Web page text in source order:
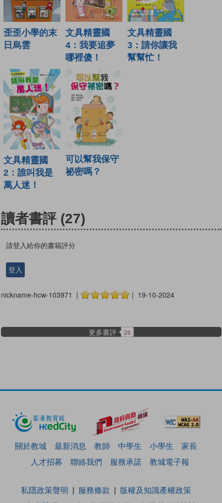
歪歪小學的末
日烏雲
文具精靈國
4：我要追夢
哪裡傻！
文具精靈國
3：請你讓我
幫幫忙！
文具精靈國
2：誰叫我是
萬人迷！
可以幫我保守
祕密嗎？
讀者書評 (27)
請登入給你的書籍評分
登入
nickname-hcw-103971 | | 19-10-2024
更多書評 26
關於教城 最新消息 教師 中學生 小學生
家長
人才招募
聯絡我們 服務承諾 教城電子報
私隱政策聲明 服務條款
版權及知識產權政策